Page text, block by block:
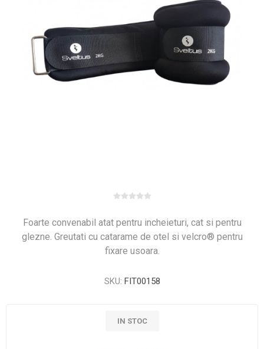
Foarte convenabil atat pentru incheieturi, cat si pentru
glezne. Greutati cu catarame de otel si velcro® pentru
fixare usoara.
SKU: FIT00158
IN STOC